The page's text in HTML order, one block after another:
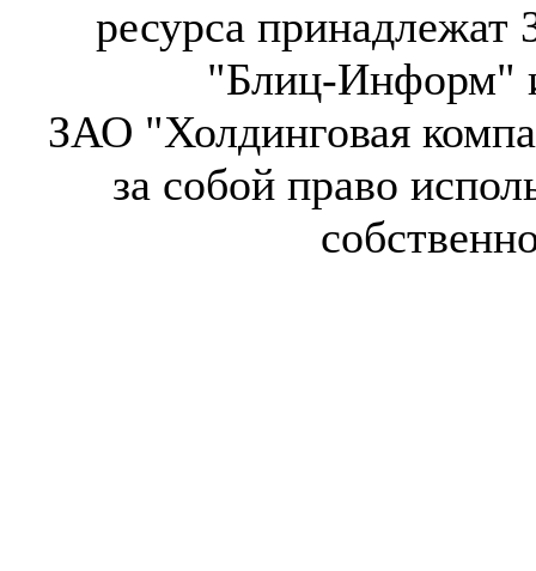
ресурса
"Блиц-Информ"
ЗАО "Холдинговая
за собой право